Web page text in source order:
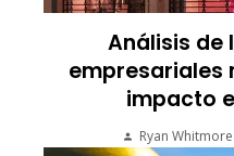
Análisis de
empresariales
impacto
Ryan Whitmore